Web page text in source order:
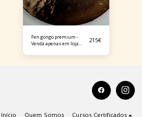
Fen gongo premium -
Venda apenas em loja
215€
Início Quem Somos Cursos Certificados